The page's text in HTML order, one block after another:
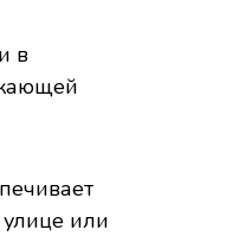
в
или